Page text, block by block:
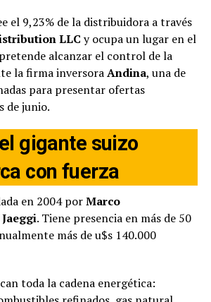
el 9,23% de la distribuidora a través
LLC y ocupa un lugar en el
alcanzar el control de la
la firma inversoraAndina, una de
para presentar ofertas
de junio.
gigante suizo
con fuerza
en 2004 porMarco
. Tiene presencia en más de 50
más de u$s 140.000
toda la cadena energética: